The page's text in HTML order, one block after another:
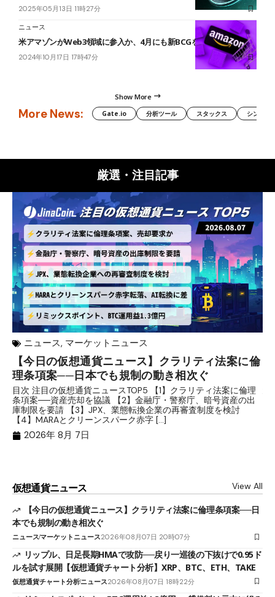
2025年05月13日 11時27分
ニュース
米アマゾンがWeb3領域に参入か、4月にも新BCGを提供予定＝報道
2024年10月17日 17時47分
Show More
More News: Gate.io 分析ツール スタックス シンボル
厳選・注目記事
ニュース, マーケットニュース
【今日の仮想通貨ニュース】クラリティ法案に倫
理条項案──日本でも規制の動き相次ぐ
目次 注目の仮想通貨ニュースTOP5 【1】クラリティ法案に倫理
条項案──資産売却を協議 【2】金融庁・警察庁、暗号資産の出
庫制限を要請 【3】JPX、業態転換企業の再審査制度を検討
【4】MARAとクリーンスパーク赤字 […]
2026年 8月 7日
仮想通貨ニュース View All
【今日の仮想通貨ニュース】クラリティ法案に倫理条項案──日
本でも規制の動き相次ぐ
ニュースマーケットニュース2026年08月07日 20時07分
リップル、日足長期HMAで攻防──戻り一巡後の下抜けで0.95ド
ルを試す展開【仮想通貨チャート分析】XRP、BTC、ETH、TAKE
仮想通貨チャート分析ニュース2026年08月07日 18時22分